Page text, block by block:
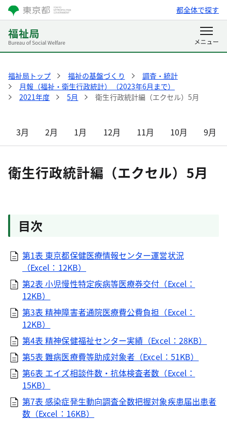
都全体で探す
福祉局トップ 福祉の基盤づくり
調査・統計
月報（福祉・衛生行政統計）（2023年6月まで）
2021年度
5月 衛生行政統計編（エクセル）5月
3月 2月 1月 12月 11月 10月 9月
衛生行政統計編（エクセル）5月
目次
第1表 東京都保健医療情報センター運営状況
（Excel：12KB）
第2表 小児慢性特定疾病等医療券交付（Excel：
12KB）
第3表 精神障害者通院医療費公費負担（Excel：
12KB）
第4表 精神保健福祉センター実績（Excel：28KB）
第5表 難病医療費等助成対象者（Excel：51KB）
第6表 エイズ相談件数・抗体検査者数（Excel：
15KB）
第7表 感染症発生動向調査全数把握対象疾患届出患者
数（Excel：16KB）